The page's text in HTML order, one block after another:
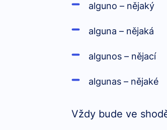
alguno – nějaký
alguna – nějaká
algunos – nějací
algunas – nějaké
Vždy bude ve